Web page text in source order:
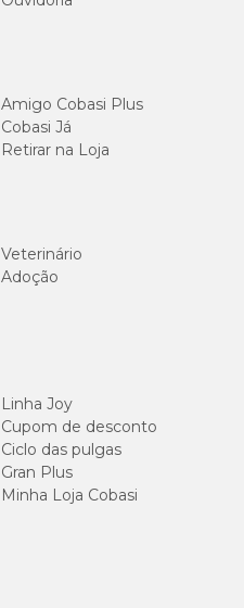
135
g/kg
90
1.000
mg/kg
Amigo Cobasi Plus
Cobasi Já
Retirar na Loja
Veterinário
Adoção
Linha Joy
Cupom de desconto
Ciclo das pulgas
Gran Plus
Minha Loja Cobasi